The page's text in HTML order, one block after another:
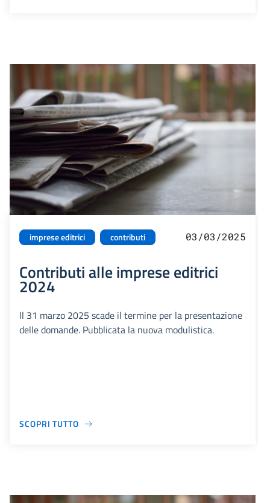
imprese editrici contributi 03/03/2025
Contributi alle imprese editrici
2024
Il 31 marzo 2025 scade il termine per la presentazione
delle domande. Pubblicata la nuova modulistica.
SCOPRI TUTTO